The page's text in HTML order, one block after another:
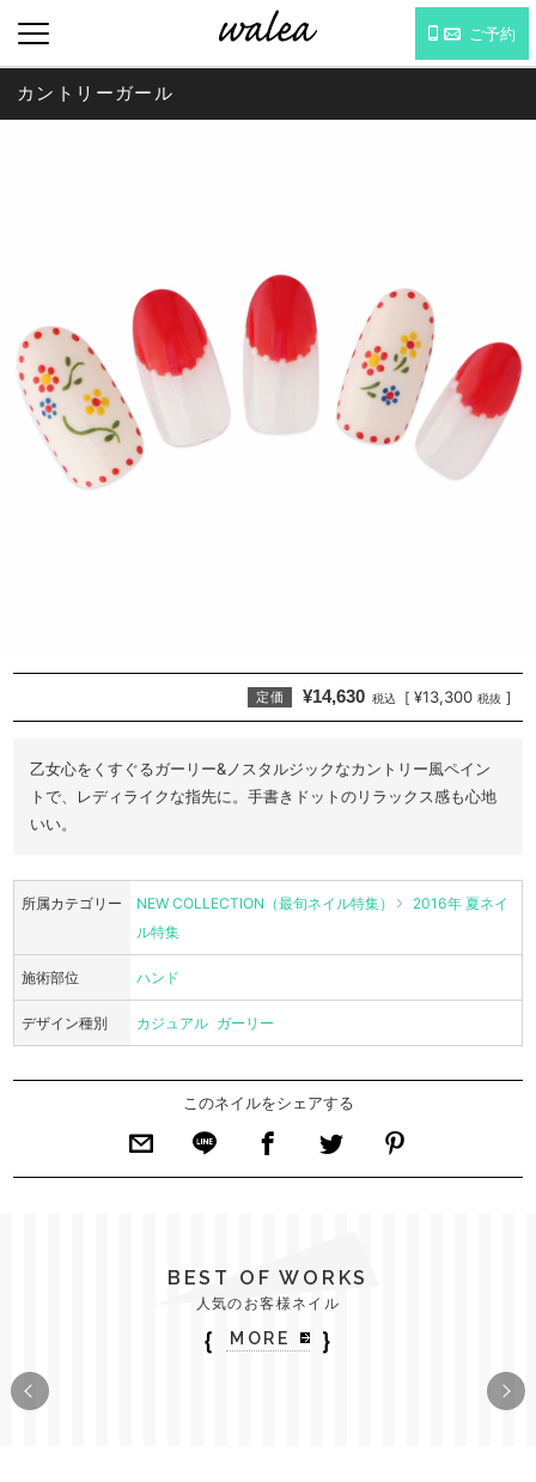
ご予約
カントリーガール
定価 ¥14,630 税込 [ ¥13,300 税抜 ]
乙女心をくすぐるガーリー&ノスタルジックなカントリー風ペイン
トで、レディライクな指先に。手書きドットのリラックス感も心地
いい。
所属カテゴリー NEW COLLECTION（最旬ネイル特集）
2016年 夏ネイ
ル特集
施術部位 ハンド
デザイン種別 カジュアル ガーリー
このネイルをシェアする
BEST OF WORKS
人気のお客様ネイル
｛ MORE ｝